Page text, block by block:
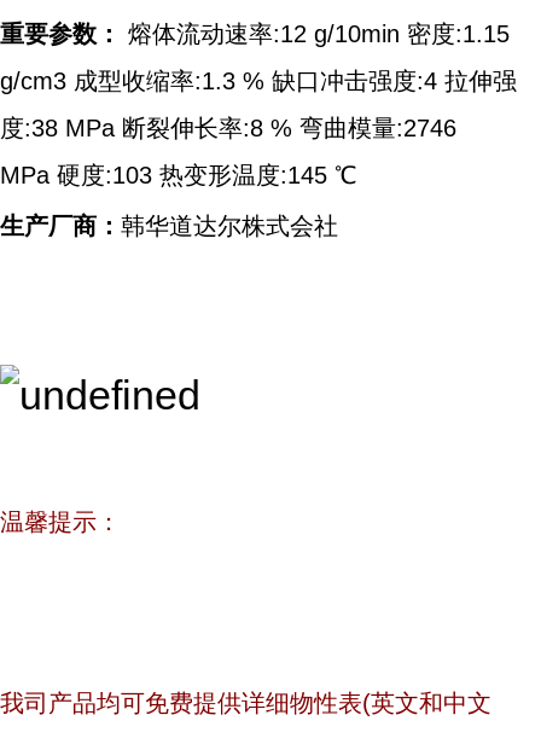
重要参数：
熔体流动速率:12 g/10min 密度:1.15
g/cm3 成型收缩率:1.3 % 缺口冲击强度:4 拉伸强
度:38 MPa 断裂伸长率:8 % 弯曲模量:2746
MPa 硬度:103 热变形温度:145 ℃
生产厂商： 韩华道达尔株式会社
温馨提示：
我司产品均可免费提供详细物性表(英文和中文